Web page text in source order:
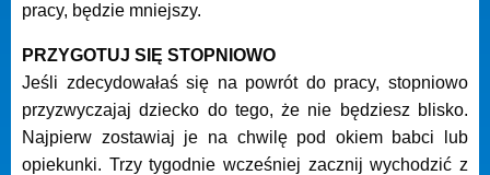
pracy, będzie mniejszy.
PRZYGOTUJ SIĘ STOPNIOWO
Jeśli zdecydowałaś się na powrót do pracy, stopniowo
przyzwyczajaj dziecko do tego, że nie będziesz blisko.
Najpierw zostawiaj je na chwilę pod okiem babci lub
opiekunki. Trzy tygodnie wcześniej zacznij wychodzić z